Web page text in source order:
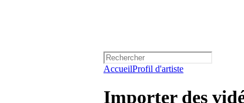
AccueilProfil d'artiste
Importer des